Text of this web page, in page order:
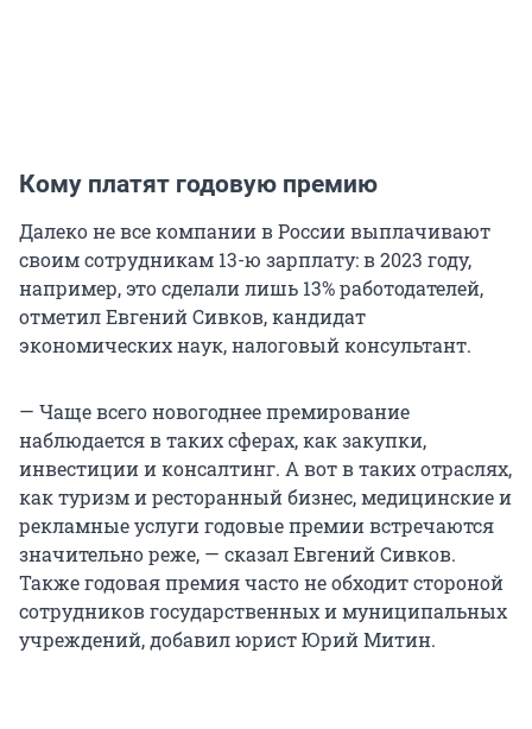
Кому платят годовую премию
Далеко не все компании в России выплачивают
своим сотрудникам 13-ю зарплату: в 2023 году,
например, это сделали лишь 13% работодателей,
отметил Евгений Cивков, кандидат
экономических наук, налоговый консультант.
— Чаще всего новогоднее премирование
наблюдается в таких сферах, как закупки,
инвестиции и консалтинг. А вот в таких отраслях,
как туризм и ресторанный бизнес, медицинские и
рекламные услуги годовые премии встречаются
значительно реже, — сказал Евгений Cивков.
Также годовая премия часто не обходит стороной
сотрудников государственных и муниципальных
учреждений, добавил юрист Юрий Митин.